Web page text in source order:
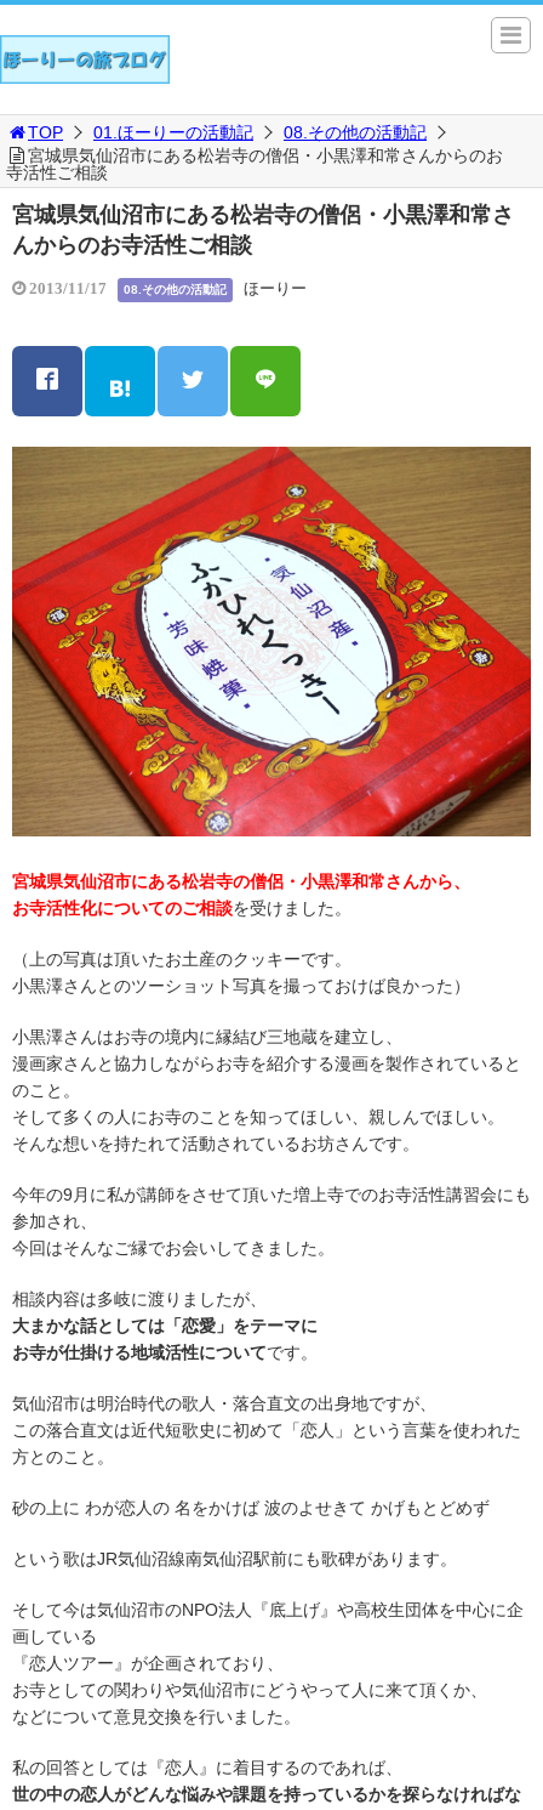
TOP 01.ほーりーの活動記
08.その他の活動記
宮城県気仙沼市にある松岩寺の僧侶・小黒澤和常さんからのお
寺活性ご相談
宮城県気仙沼市にある松岩寺の僧侶・小黒澤和常さ
んからのお寺活性ご相談
2013/11/17 08.その他の活動記 ほーりー
宮城県気仙沼市にある松岩寺の僧侶・小黒澤和常さんから、
お寺活性化についてのご相談を受けました。
（上の写真は頂いたお土産のクッキーです。
小黒澤さんとのツーショット写真を撮っておけば良かった）
小黒澤さんはお寺の境内に縁結び三地蔵を建立し、
漫画家さんと協力しながらお寺を紹介する漫画を製作されていると
のこと。
そして多くの人にお寺のことを知ってほしい、親しんでほしい。
そんな想いを持たれて活動されているお坊さんです。
今年の9月に私が講師をさせて頂いた増上寺でのお寺活性講習会にも
参加され、
今回はそんなご縁でお会いしてきました。
相談内容は多岐に渡りましたが、
大まかな話としては「恋愛」をテーマに
お寺が仕掛ける地域活性についてです。
気仙沼市は明治時代の歌人・落合直文の出身地ですが、
この落合直文は近代短歌史に初めて「恋人」という言葉を使われた
方とのこと。
砂の上に わが恋人の 名をかけば 波のよせきて かげもとどめず
という歌はJR気仙沼線南気仙沼駅前にも歌碑があります。
そして今は気仙沼市のNPO法人『底上げ』や高校生団体を中心に企
画している
『恋人ツアー』が企画されており、
お寺としての関わりや気仙沼市にどうやって人に来て頂くか、
などについて意見交換を行いました。
私の回答としては『恋人』に着目するのであれば、
世の中の恋人がどんな悩みや課題を持っているかを探らなければな